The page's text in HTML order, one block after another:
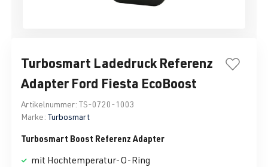
Turbosmart Ladedruck Referenz
Adapter Ford Fiesta EcoBoost
Artikelnummer: TS-0720-1003
Marke: Turbosmart
Turbosmart Boost Referenz Adapter
mit Hochtemperatur-O-Ring